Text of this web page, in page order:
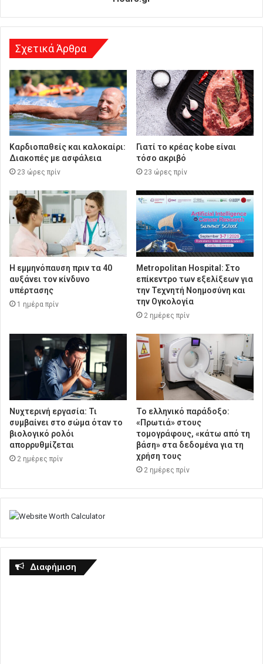
σ
Σχετικά Άρθρα
Καρδιοπαθείς και καλοκαίρι:
Διακοπές με ασφάλεια
23 ώρες πρίν
Γιατί το κρέας kobe είναι
τόσο ακριβό
23 ώρες πρίν
Η εμμηνόπαυση πριν τα 40
αυξάνει τον κίνδυνο
υπέρτασης
1 ημέρα πρίν
Metropolitan Hospital: Στο
επίκεντρο των εξελίξεων για
την Τεχνητή Νοημοσύνη και
την Ογκολογία
2 ημέρες πρίν
Νυχτερινή εργασία: Τι
συμβαίνει στο σώμα όταν το
βιολογικό ρολόι
απορρυθμίζεται
2 ημέρες πρίν
Το ελληνικό παράδοξο:
«Πρωτιά» στους
τομογράφους, «κάτω από τη
βάση» στα δεδομένα για τη
χρήση τους
2 ημέρες πρίν
Διαφήμιση